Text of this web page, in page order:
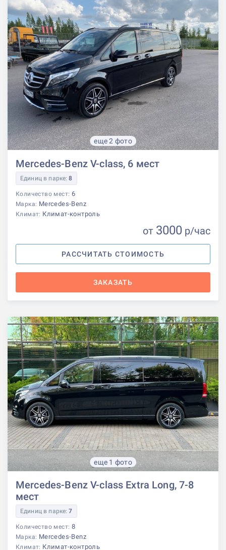
еще 2 фото
Mercedes-Benz V-class, 6 мест
Единиц в парке:8
Количество мест: 6
Марка: Mercedes-Benz
Климат: Климат-контроль
от 3000 р/час
РАССЧИТАТЬ СТОИМОСТЬ
ЗАКАЗАТЬ
еще 1 фото
Mercedes-Benz V-class Extra Long, 7-8
мест
Единиц в парке:7
Количество мест: 8
Марка: Mercedes-Benz
Климат: Климат-контроль